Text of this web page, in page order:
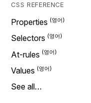
CSS REFERENCE
Properties
Selectors
At-rules
Values
See all…